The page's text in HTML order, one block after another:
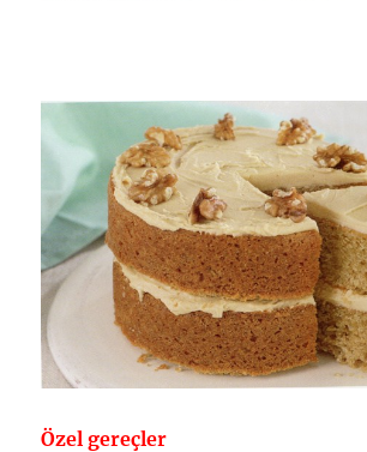
Özel gereçler